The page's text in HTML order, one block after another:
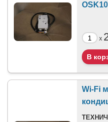
x
Wi-Fi